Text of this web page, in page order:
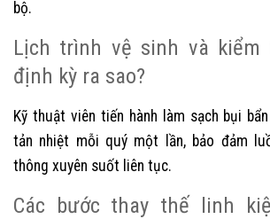
bộ.
Lịch trình vệ sinh và kiểm
định kỳ ra sao?
Kỹ thuật viên tiến hành làm sạch bụi
tản nhiệt mỗi quý một lần, bảo đảm
thông xuyên suốt liên tục.
Các bước thay thế linh